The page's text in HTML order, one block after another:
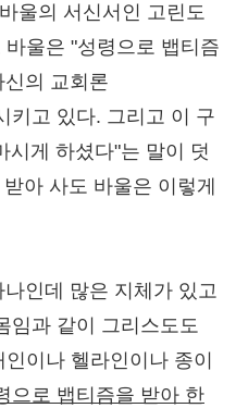
울의 서신서인 고린도
울은 "성령으로 뱁티즘
의 교회론
키고 있다. 그리고 이 구
시게 하셨다"는 말이 덧
아 사도 바울은 이렇게
인데 많은 지체가 있고
임과 같이 그리스도도
이나 헬라인이나 종이
으로 뱁티즘을 받아 한